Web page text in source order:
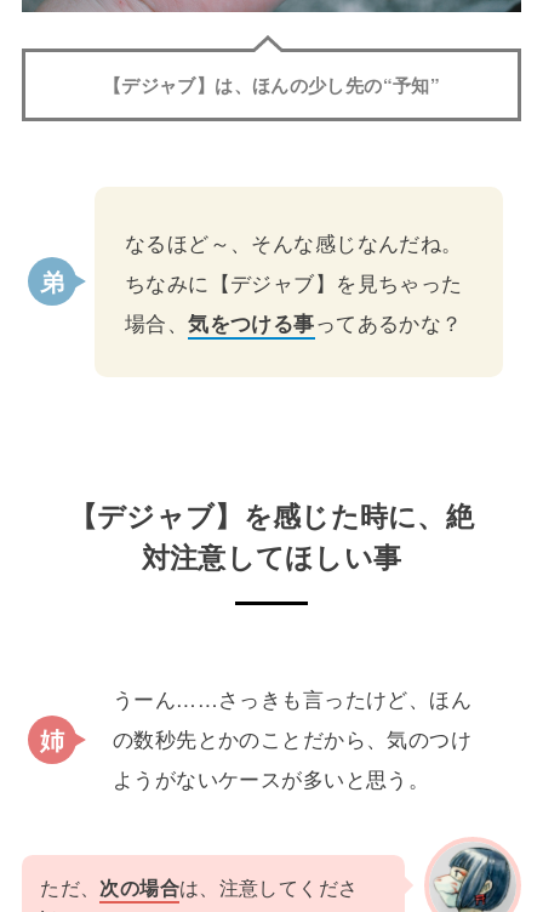
【デジャブ】は、ほんの少し先の“予知”
なるほど～、そんな感じなんだね。
ちなみに【デジャブ】を見ちゃった
場合、気をつける事ってあるかな？
【デジャブ】を感じた時に、絶
対注意してほしい事
うーん……さっきも言ったけど、ほん
の数秒先とかのことだから、気のつけ
ようがないケースが多いと思う。
ただ、 次の場合は、注意してくださ